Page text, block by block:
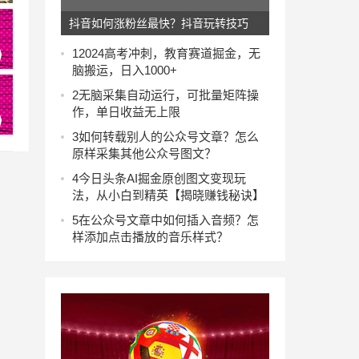
抖音如何涨粉丝最快？抖音玩转技巧
12024高考冲刺，教育赛道掘金，无
脑搬运，日入1000+
2无脑采集自动运行，可批量矩阵操
作，单日收益无上限
3如何转载别人的公众号文章？怎么
原样采集其他公众号图文？
4今日头条AI掘金原创图文变现玩
法，从小白到精英【揭晓赚钱秘诀】
5在公众号文章中如何插入音频？怎
样添加点击播放的音乐样式？